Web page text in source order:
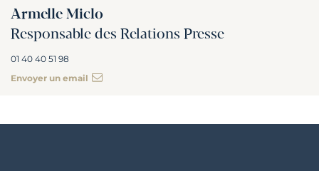
Armelle Miclo
Responsable des Relations Presse
01 40 40 51 98
Envoyer un email